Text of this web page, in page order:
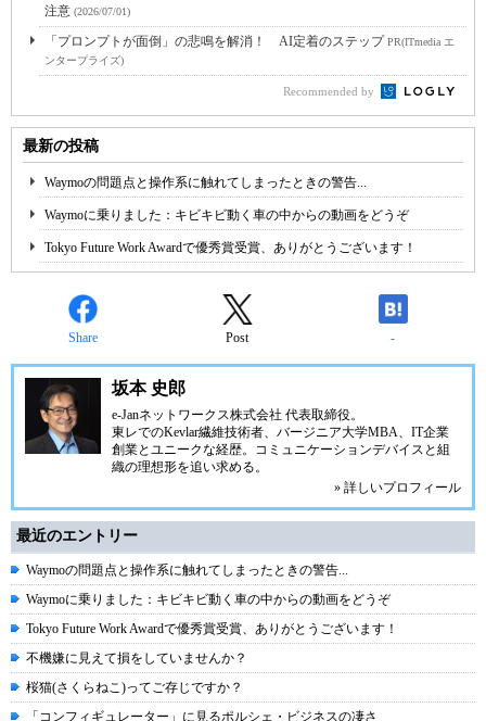
注意 (2026/07/01)
「プロンプトが面倒」の悲鳴を解消！ AI定着のステップPR(ITmedia エ
ンタープライズ)
Recommended by
最新の投稿
Waymoの問題点と操作系に触れてしまったときの警告...
Waymoに乗りました：キビキビ動く車の中からの動画をどうぞ
Tokyo Future Work Awardで優秀賞受賞、ありがとうございます！
Share Post -
坂本 史郎
e-Janネットワークス株式会社 代表取締役。
東レでのKevlar繊維技術者、 バージニア大学MBA、IT企業
創業とユニークな経歴。 コミュニケーションデバイスと組
織の理想形を追い求める。
» 詳しいプロフィール
最近のエントリー
Waymoの問題点と操作系に触れてしまったときの警告...
Waymoに乗りました：キビキビ動く車の中からの動画をどうぞ
Tokyo Future Work Awardで優秀賞受賞、ありがとうございます！
不機嫌に見えて損をしていませんか？
桜猫(さくらねこ)ってご存じですか？
「コンフィギュレーター」に見るポルシェ・ビジネスの凄さ